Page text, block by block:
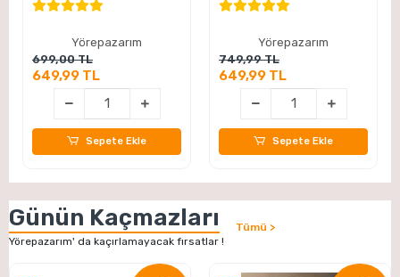
Yörepazarım
699,00 TL
649,99 TL
Sepete Ekle
Yörepazarım
749,99 TL
649,99 TL
Sepete Ekle
Günün Kaçmazları
Yörepazarım' da kaçırlamayacak fırsatlar !
Tümü >